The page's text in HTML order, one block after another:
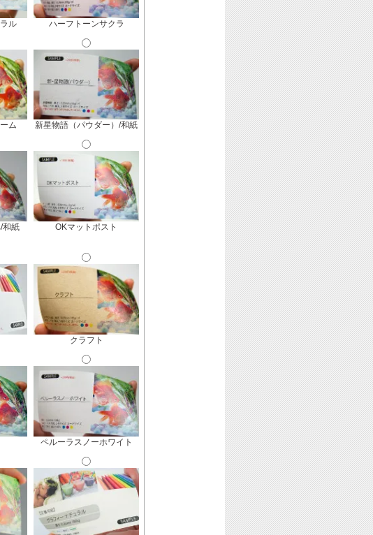
ル ハーフトーンサクラ
ム 新星物語（パウダー）/和紙
和紙 OKマットポスト
クラフト
ペルーラスノーホワイト